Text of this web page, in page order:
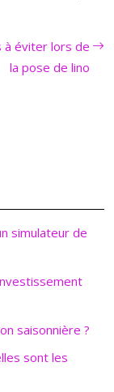
à éviter lors de
la pose de lino
simulateur de
saisonnière ?
sont les